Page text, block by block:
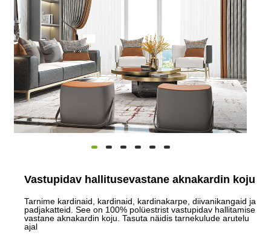
Vastupidav hallitusevastane aknakardin koju
Tarnime kardinaid, kardinaid, kardinakarpe, diivanikangaid ja
padjakatteid. See on 100% polüestrist vastupidav hallitamise
vastane aknakardin koju. Tasuta näidis tarnekulude arutelu
ajal